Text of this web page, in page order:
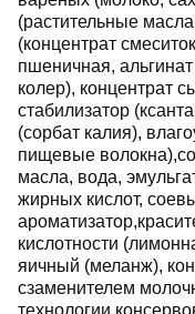
(растительные
(концентрат
пшеничная,
колер), концентрат
стабилизатор
(сорбат калия),
пищевые
масла, вода,
жирных кислот,
кислотности
яичный (меланж),
сзаменителем
технологии